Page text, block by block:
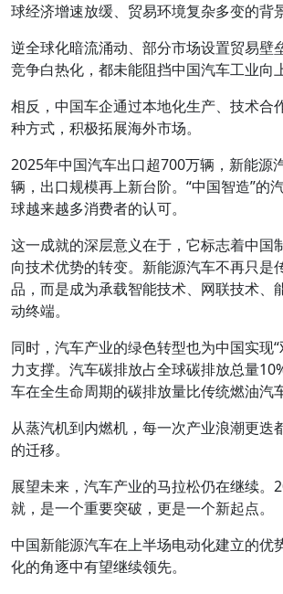
球经济增速放缓、贸易环境复杂多变的背
逆全球化暗流涌动、部分市场设置贸易壁
竞争白热化，都未能阻挡中国汽车工业向
相反，中国车企通过本地化生产、技术合
种方式，积极拓展海外市场。
2025年中国汽车出口超700万辆，新能源
辆，出口规模再上新台阶。“中国智造”的
球越来越多消费者的认可。
这一成就的深层意义在于，它标志着中国
向技术优势的转变。新能源汽车不再只是
品，而是成为承载智能技术、网联技术、
动终端。
同时，汽车产业的绿色转型也为中国实现
力支撑。汽车碳排放占全球碳排放总量
车在全生命周期的碳排放量比传统燃油汽
从蒸汽机到内燃机，每一次产业浪潮更迭
的迁移。
展望未来，汽车产业的马拉松仍在继续。
就，是一个重要突破，更是一个新起点。
中国新能源汽车在上半场电动化建立的优
化的角逐中有望继续领先。